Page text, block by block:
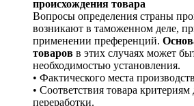
происхождения товара
Вопросы определения страны
возникают в таможенном деле,
применении преференций.
товаров в этих случаях может
необходимостью установления.
• Фактического места
• Соответствия товара критериям
переработки.